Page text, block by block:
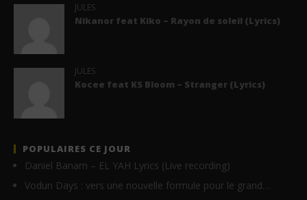
JULES
Nikanor feat Kiko – Rayon de soleil (Lyrics)
JULES
Kocee feat KS Bloom – Stranger (Lyrics)
POPULAIRES CE JOUR
Daniel Banam – EL YAH Lyrics (Live recording)
Vodun Days : vers une nouvelle formule pour le grand…